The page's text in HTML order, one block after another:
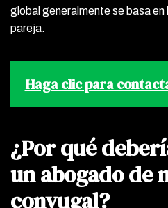
global generalmente se basa
pareja.
Haga clic para
¿Por qué
un abogado de
conyugal?